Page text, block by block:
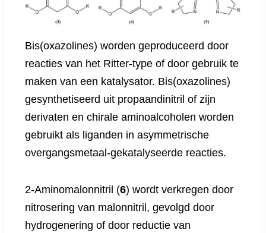
Bis(oxazolines) worden geproduceerd door
reacties van het Ritter-type of door gebruik te
maken van een katalysator. Bis(oxazolines)
gesynthetiseerd uit propaandinitril of zijn
derivaten en chirale aminoalcoholen worden
gebruikt als liganden in asymmetrische
overgangsmetaal-gekatalyseerde reacties.
2-Aminomalonnitril (6) wordt verkregen door
nitrosering van malonnitril, gevolgd door
hydrogenering of door reductie van